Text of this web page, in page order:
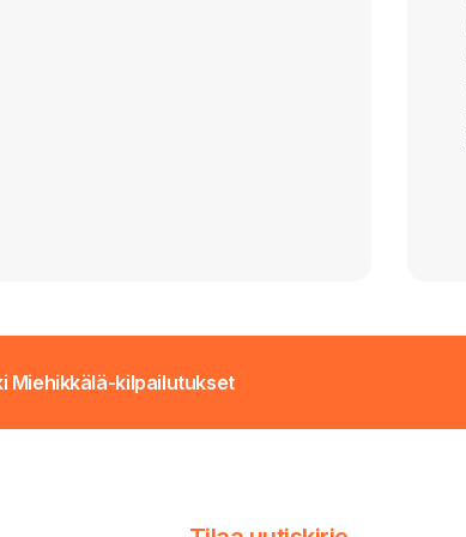
Miehikkälä-kilpailutukset